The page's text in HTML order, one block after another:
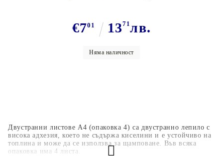
€701 1371лв.
Няма наличност
Двустранни листове A4 (опаковка 4) са двустранно лепило с
висока адхезия, което не съдържа киселини и е устойчиво на
топлина и може да се използва за щамповане. Във всяка
опаковка има 4 листа.